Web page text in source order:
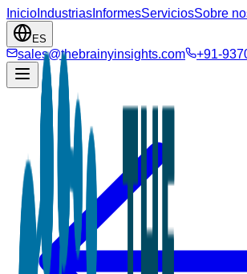
Inicio Industrias InformesServiciosSobre
ES
sales@thebrainyinsights.com +91-